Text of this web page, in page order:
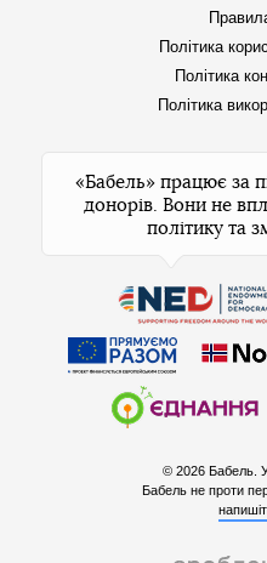
Політика
Політика
Політика
«Бабель» працює за
донорів. Вони не
політику та
© 2026 Бабель.
Бабель не проти